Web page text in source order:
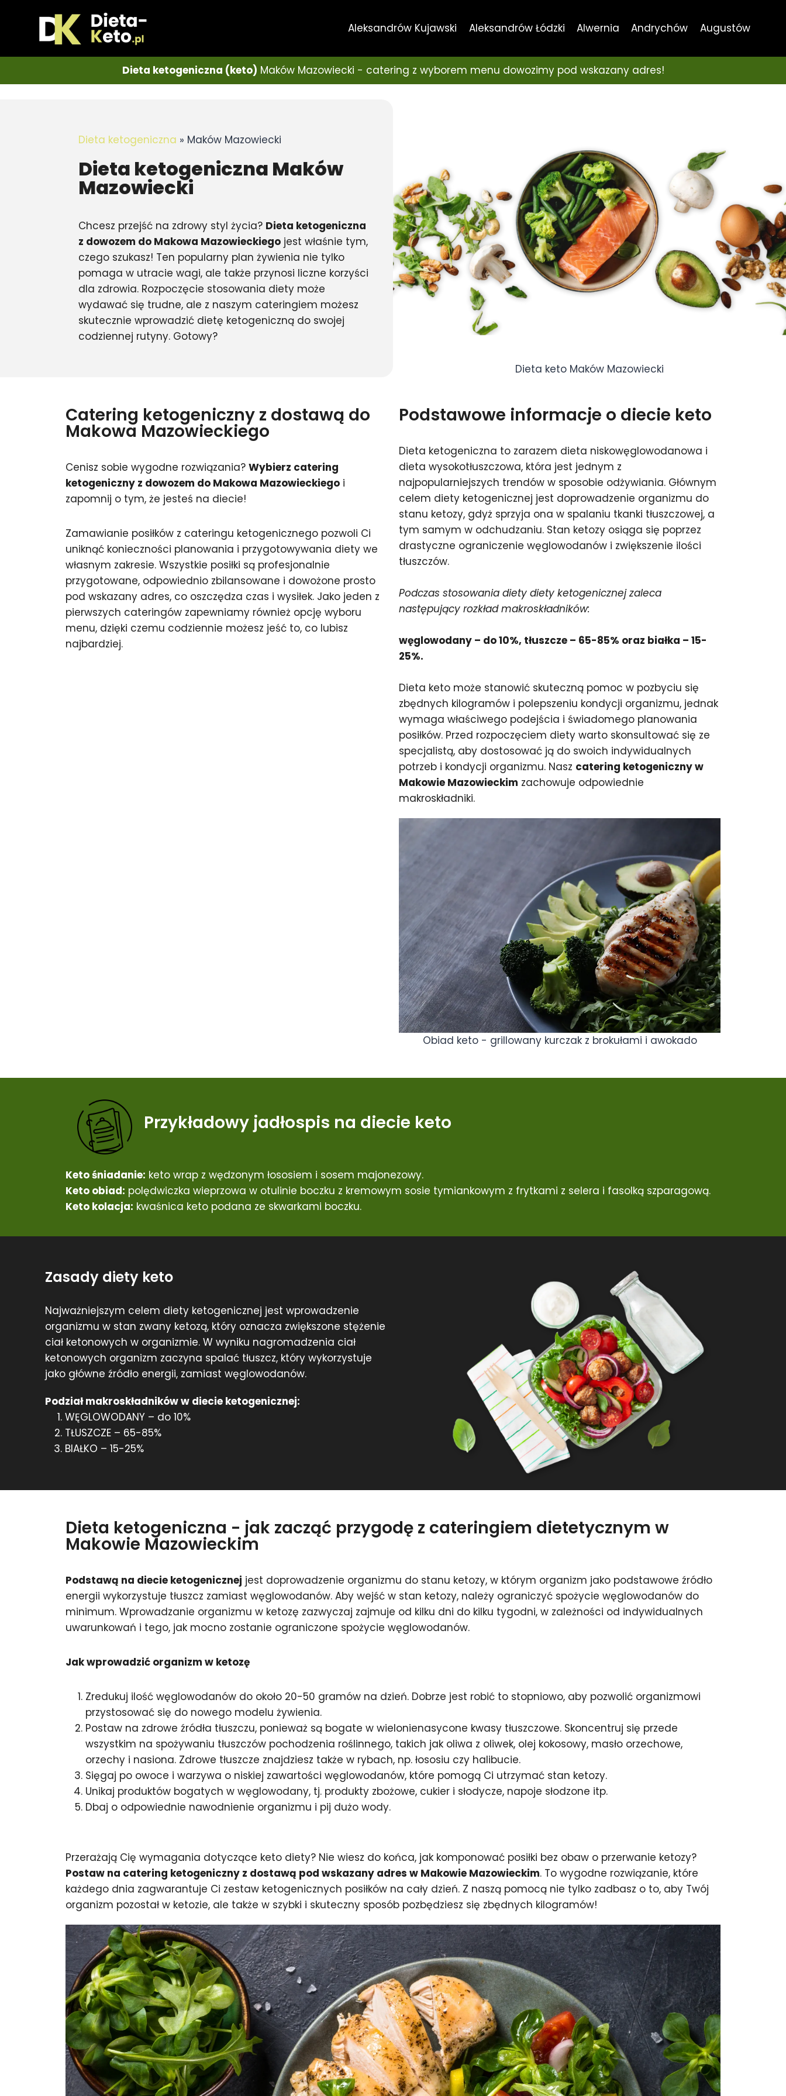
Aleksandrów Kujawski Aleksandrów Łódzki Alwernia Andrychów Augustów
Dieta ketogeniczna (keto) Maków Mazowiecki - catering z wyborem menu dowozimy pod wskazany adres!
Dieta ketogeniczna » Maków Mazowiecki
Dieta ketogeniczna Maków
Mazowiecki
Chcesz przejść na zdrowy styl życia? Dieta ketogeniczna
z dowozem do Makowa Mazowieckiego jest właśnie tym,
czego szukasz! Ten popularny plan żywienia nie tylko
pomaga w utracie wagi, ale także przynosi liczne korzyści
dla zdrowia. Rozpoczęcie stosowania diety może
wydawać się trudne, ale z naszym cateringiem możesz
skutecznie wprowadzić dietę ketogeniczną do swojej
codziennej rutyny. Gotowy?
Dieta keto Maków Mazowiecki
Catering ketogeniczny z dostawą do
Makowa Mazowieckiego
Cenisz sobie wygodne rozwiązania? Wybierz catering
ketogeniczny z dowozem do Makowa Mazowieckiego i
zapomnij o tym, że jesteś na diecie!
Zamawianie posiłków z cateringu ketogenicznego pozwoli Ci
uniknąć konieczności planowania i przygotowywania diety we
własnym zakresie. Wszystkie posiłki są profesjonalnie
przygotowane, odpowiednio zbilansowane i dowożone prosto
pod wskazany adres, co oszczędza czas i wysiłek. Jako jeden z
pierwszych cateringów zapewniamy również opcję wyboru
menu, dzięki czemu codziennie możesz jeść to, co lubisz
najbardziej.
Podstawowe informacje o diecie keto
Dieta ketogeniczna to zarazem dieta niskowęglowodanowa i
dieta wysokotłuszczowa, która jest jednym z
najpopularniejszych trendów w sposobie odżywiania. Głównym
celem diety ketogenicznej jest doprowadzenie organizmu do
stanu ketozy, gdyż sprzyja ona w spalaniu tkanki tłuszczowej, a
tym samym w odchudzaniu. Stan ketozy osiąga się poprzez
drastyczne ograniczenie węglowodanów i zwiększenie ilości
tłuszczów.
Podczas stosowania diety diety ketogenicznej zaleca
następujący rozkład makroskładników:
węglowodany – do 10%, tłuszcze – 65-85% oraz białka – 15-
25%.
Dieta keto może stanowić skuteczną pomoc w pozbyciu się
zbędnych kilogramów i polepszeniu kondycji organizmu, jednak
wymaga właściwego podejścia i świadomego planowania
posiłków. Przed rozpoczęciem diety warto skonsultować się ze
specjalistą, aby dostosować ją do swoich indywidualnych
potrzeb i kondycji organizmu. Nasz catering ketogeniczny w
Makowie Mazowieckim zachowuje odpowiednie
makroskładniki.
Obiad keto - grillowany kurczak z brokułami i awokado
Przykładowy jadłospis na diecie keto
Keto śniadanie: keto wrap z wędzonym łososiem i sosem majonezowy.
Keto obiad: polędwiczka wieprzowa w otulinie boczku z kremowym sosie tymiankowym z frytkami z selera i fasolką szparagową.
Keto kolacja: kwaśnica keto podana ze skwarkami boczku.
Zasady diety keto
Najważniejszym celem diety ketogenicznej jest wprowadzenie
organizmu w stan zwany ketozą, który oznacza zwiększone stężenie
ciał ketonowych w organizmie. W wyniku nagromadzenia ciał
ketonowych organizm zaczyna spalać tłuszcz, który wykorzystuje
jako główne źródło energii, zamiast węglowodanów.
Podział makroskładników w diecie ketogenicznej:
WĘGLOWODANY – do 10%
TŁUSZCZE – 65-85%
BIAŁKO – 15-25%
Dieta ketogeniczna - jak zacząć przygodę z cateringiem dietetycznym w
Makowie Mazowieckim
Podstawą na diecie ketogenicznej jest doprowadzenie organizmu do stanu ketozy, w którym organizm jako podstawowe źródło
energii wykorzystuje tłuszcz zamiast węglowodanów. Aby wejść w stan ketozy, należy ograniczyć spożycie węglowodanów do
minimum. Wprowadzanie organizmu w ketozę zazwyczaj zajmuje od kilku dni do kilku tygodni, w zależności od indywidualnych
uwarunkowań i tego, jak mocno zostanie ograniczone spożycie węglowodanów.
Jak wprowadzić organizm w ketozę
Zredukuj ilość węglowodanów do około 20-50 gramów na dzień. Dobrze jest robić to stopniowo, aby pozwolić organizmowi
przystosować się do nowego modelu żywienia.
Postaw na zdrowe źródła tłuszczu, ponieważ są bogate w wielonienasycone kwasy tłuszczowe. Skoncentruj się przede
wszystkim na spożywaniu tłuszczów pochodzenia roślinnego, takich jak oliwa z oliwek, olej kokosowy, masło orzechowe,
orzechy i nasiona. Zdrowe tłuszcze znajdziesz także w rybach, np. łososiu czy halibucie.
Sięgaj po owoce i warzywa o niskiej zawartości węglowodanów, które pomogą Ci utrzymać stan ketozy.
Unikaj produktów bogatych w węglowodany, tj. produkty zbożowe, cukier i słodycze, napoje słodzone itp.
Dbaj o odpowiednie nawodnienie organizmu i pij dużo wody.
Przerażają Cię wymagania dotyczące keto diety? Nie wiesz do końca, jak komponować posiłki bez obaw o przerwanie ketozy?
Postaw na catering ketogeniczny z dostawą pod wskazany adres w Makowie Mazowieckim. To wygodne rozwiązanie, które
każdego dnia zagwarantuje Ci zestaw ketogenicznych posiłków na cały dzień. Z naszą pomocą nie tylko zadbasz o to, aby Twój
organizm pozostał w ketozie, ale także w szybki i skuteczny sposób pozbędziesz się zbędnych kilogramów!